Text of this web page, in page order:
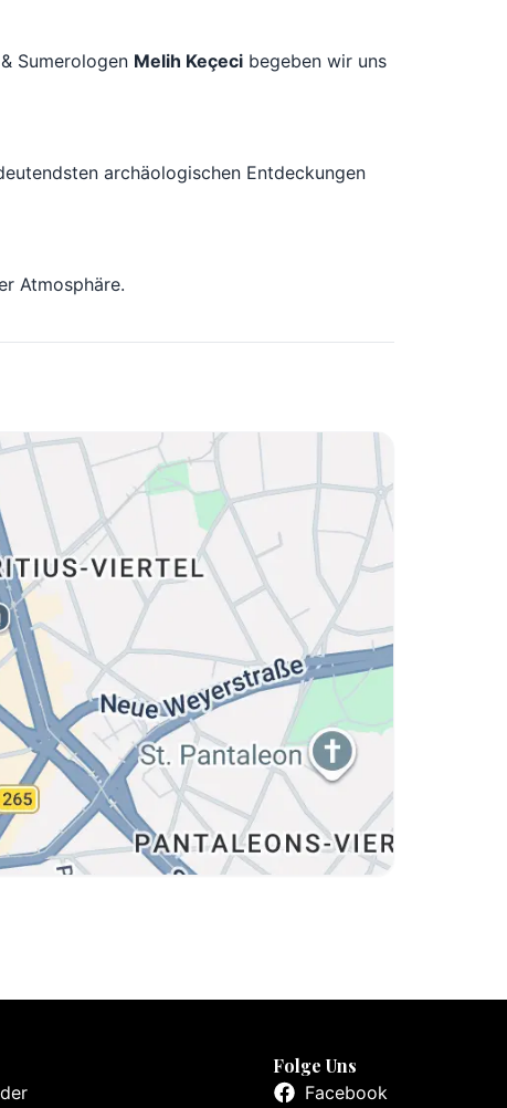
Sumerologen Melih Keçeci begeben wir uns
archäologischen Entdeckungen
Atmosphäre.
Folge Uns
Facebook